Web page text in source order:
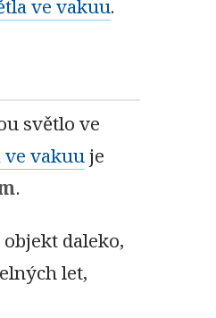
ve vakuu.
světlo ve
vakuuje
.
daleko,
let,